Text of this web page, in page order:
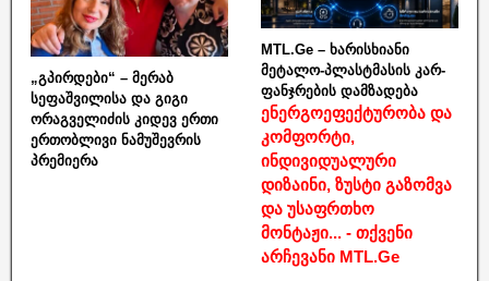
„გპირდები“ – მერაბ
სეფაშვილისა და გიგი
ორაგველიძის კიდევ ერთი
ერთობლივი ნამუშევრის
პრემიერა
MTL.Ge – ხარისხიანი
მეტალო-პლასტმასის კარ-
ფანჯრების დამზადება
ენერგოეფექტურობა და
კომფორტი,
ინდივიდუალური
დიზაინი, ზუსტი გაზომვა
და უსაფრთხო
მონტაჟი... - თქვენი
არჩევანი MTL.Ge